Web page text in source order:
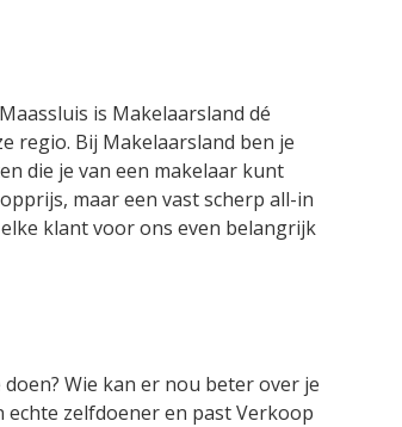
is Makelaarsland dé
regio. Bij Makelaarsland ben je
die je van een makelaar kunt
maar een vast scherp all-in
klant voor ons even belangrijk
Wie kan er nou beter over je
echte zelfdoener en past Verkoop